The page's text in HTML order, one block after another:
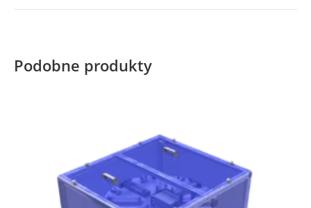
Podobne produkty